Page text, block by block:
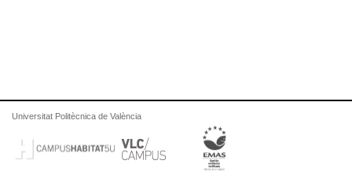
Universitat Politècnica de València